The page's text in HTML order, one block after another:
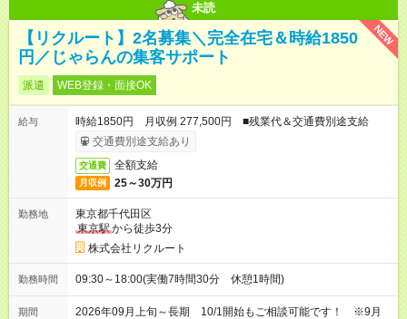
未読
NEW
【リクルート】2名募集＼完全在宅＆時給1850
円／じゃらんの集客サポート
派遣 WEB登録・面接OK
給与
時給1850円 月収例 277,500円 ■残業代＆交通費別途支給
交通費別途支給あり
交通費 全額支給
月収例 25～30万円
勤務地
東京都千代田区
東京駅から徒歩3分
株式会社リクルート
勤務時間 09:30～18:00(実働7時間30分 休憩1時間)
期間
2026年09月上旬～長期 10/1開始もご相談可能です！ ※9月